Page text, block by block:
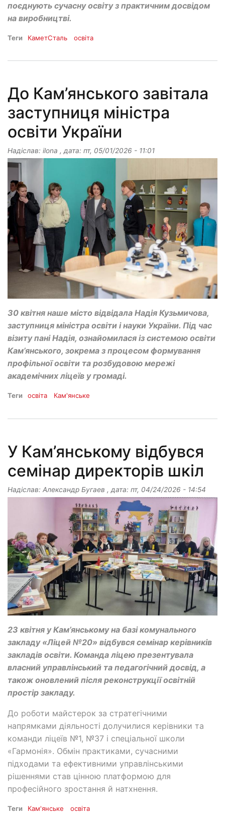
поєднують сучасну освіту з практичним досвідом
на виробництві.
Теги КаметСталь освіта
До Кам’янського завітала
заступниця міністра
освіти України
Надіслав: ilona , дата: пт, 05/01/2026 - 11:01
30 квітня наше місто відвідала Надія Кузьмичова,
заступниця міністра освіти і науки України. Під час
візиту пані Надія, ознайомилася із системою освіти
Кам’янського, зокрема з процесом формування
профільної освіти та розбудовою мережі
академічних ліцеїв у громаді.
Теги освіта Кам'янське
У Кам’янському відбувся
семінар директорів шкіл
Надіслав: Александр Бугаев , дата: пт, 04/24/2026 - 14:54
23 квітня у Кам’янському на базі комунального
закладу «Ліцей №20» відбувся семінар керівників
закладів освіти. Команда ліцею презентувала
власний управлінський та педагогічний досвід, а
також оновлений після реконструкції освітній
простір закладу.
До роботи майстерок за стратегічними
напрямками діяльності долучилися керівники та
команди ліцеїв №1, №37 і спеціальної школи
«Гармонія». Обмін практиками, сучасними
підходами та ефективними управлінськими
рішеннями став цінною платформою для
професійного зростання й натхнення.
Теги Кам'янське освіта